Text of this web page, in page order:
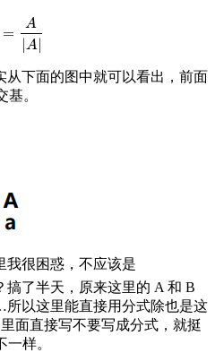
=
A
|A|
1=A|A|
从下面的图中就可以看出，前面
基。
我很困惑，不应该是
搞了半天，原来这里的 A 和 B
以这里能直接用分式除也是这
面直接写不要写成分式，就挺
样。